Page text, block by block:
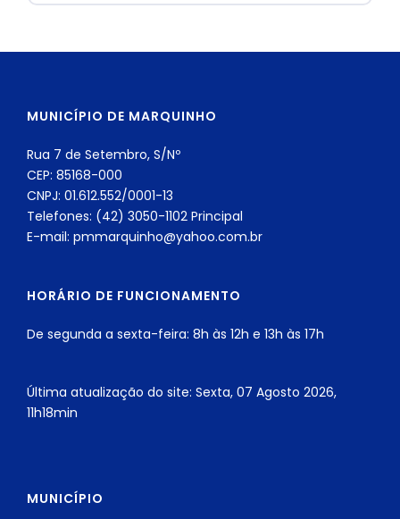
MUNICÍPIO DE MARQUINHO
Rua 7 de Setembro, S/Nº
CEP: 85168-000
CNPJ: 01.612.552/0001-13
Telefones: (42) 3050-1102 Principal
E-mail: pmmarquinho@yahoo.com.br
HORÁRIO DE FUNCIONAMENTO
De segunda a sexta-feira: 8h às 12h e 13h às 17h
Última atualização do site: Sexta, 07 Agosto 2026,
11h18min
MUNICÍPIO